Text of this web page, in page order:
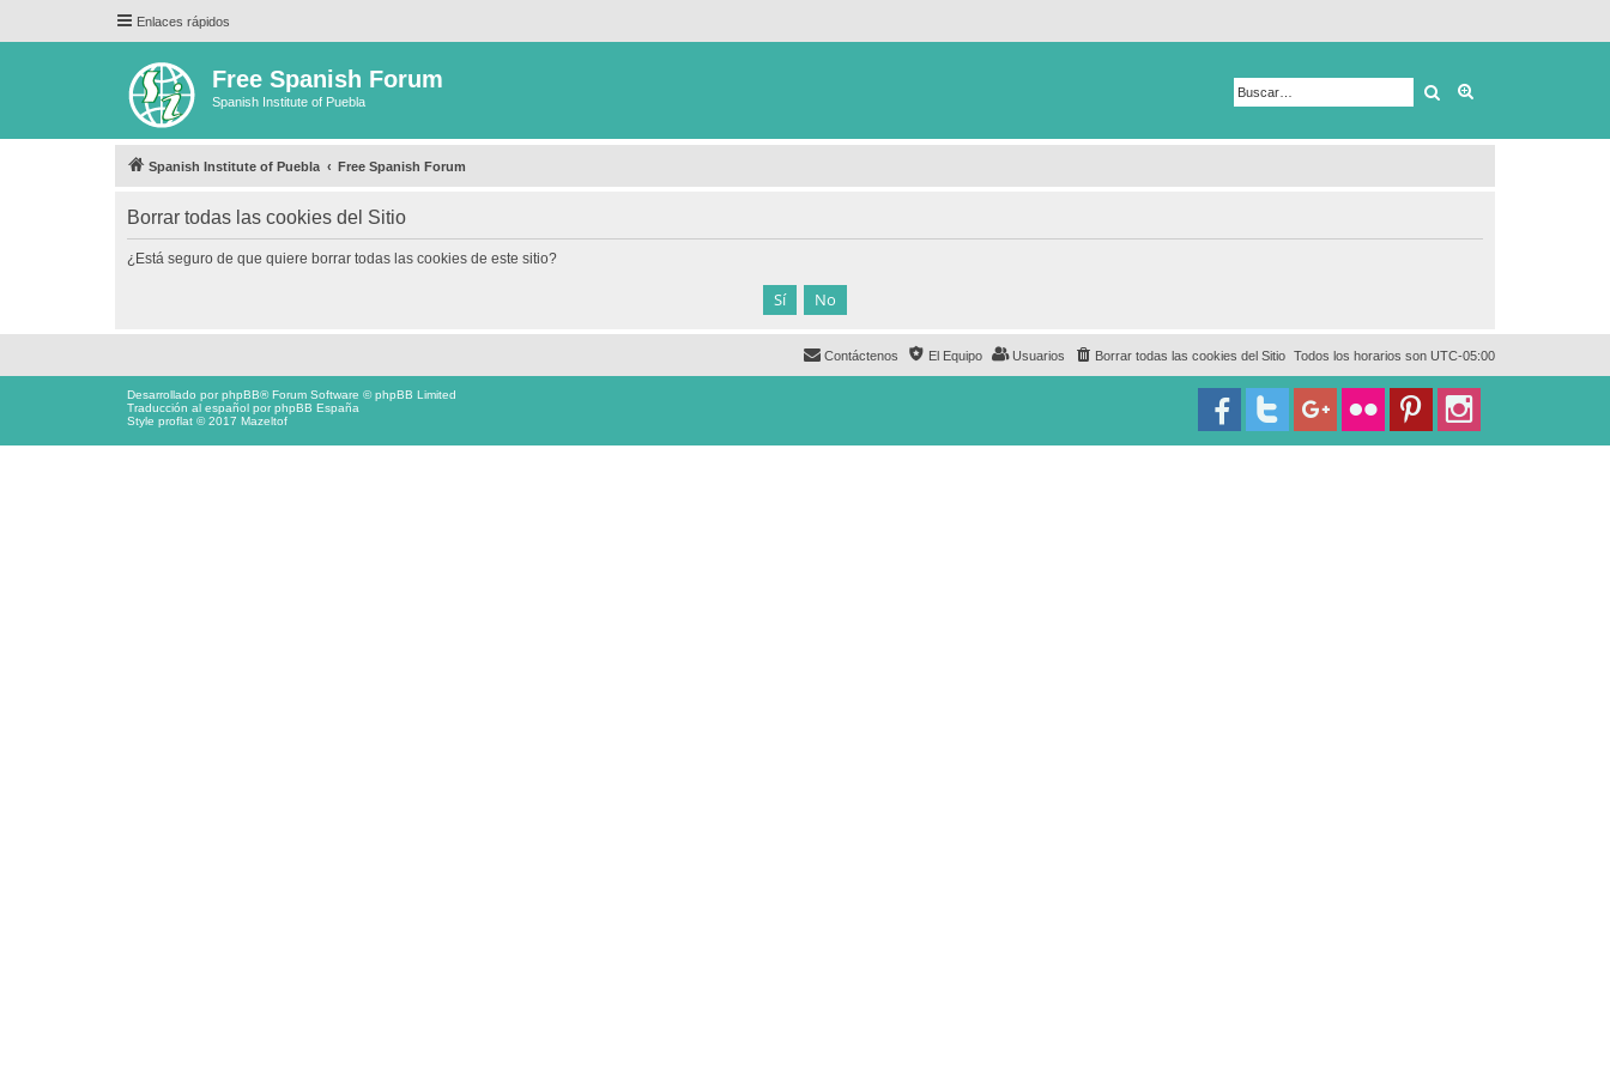
Enlaces rápidos
Free Spanish Forum
Spanish Institute of Puebla Buscar
Spanish Institute of Puebla Free Spanish Forum
Borrar todas las cookies del Sitio
¿Está seguro de que quiere borrar todas las cookies de este sitio?
Todos los horarios son UTC-05:00
Borrar todas las cookies del Sitio
Usuarios
El Equipo
Contáctenos
Desarrollado porphpBB® Forum Software © phpBB Limited
Traducción al español porphpBB España
Style proflat © 2017 Mazeltof